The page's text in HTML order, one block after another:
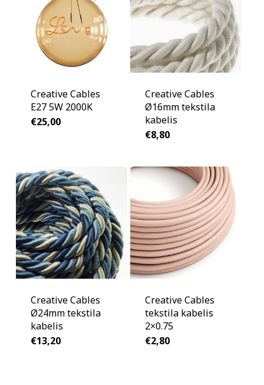
Creative Cables
E27 5W 2000K
€25,00
Creative Cables
Ø16mm tekstila
kabelis
€8,80
Creative Cables
Ø24mm tekstila
kabelis
€13,20
Creative Cables
tekstila kabelis
2×0.75
€2,80